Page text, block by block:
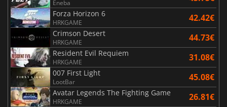
Eneba
Forza Horizon 6
HRKGAME 42.42€
Crimson Desert
HRKGAME 44.73€
Resident Evil Requiem
HRKGAME 31.08€
007 First Light
LootBar 45.08€
Avatar Legends The Fighting Game
HRKGAME 26.81€